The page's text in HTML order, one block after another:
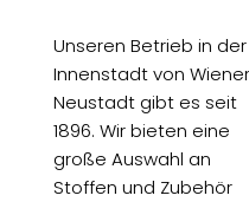
Unseren Betrieb in der
Innenstadt von Wiener
Neustadt gibt es seit
1896. Wir bieten eine
große Auswahl an
Stoffen und Zubehör